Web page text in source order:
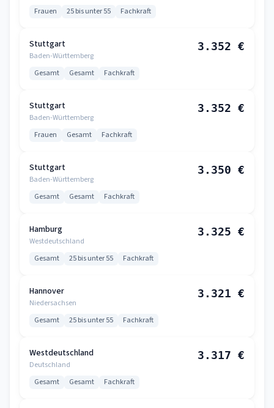
Frauen 25 bis unter 55 Fachkraft
Stuttgart
Baden-Württemberg
3.352 €
Gesamt Gesamt Fachkraft
Stuttgart
Baden-Württemberg
3.352 €
Frauen Gesamt Fachkraft
Stuttgart
Baden-Württemberg
3.350 €
Gesamt Gesamt Fachkraft
Hamburg
Westdeutschland
3.325 €
Gesamt 25 bis unter 55 Fachkraft
Hannover
Niedersachsen
3.321 €
Gesamt 25 bis unter 55 Fachkraft
Westdeutschland
Deutschland
3.317 €
Gesamt Gesamt Fachkraft